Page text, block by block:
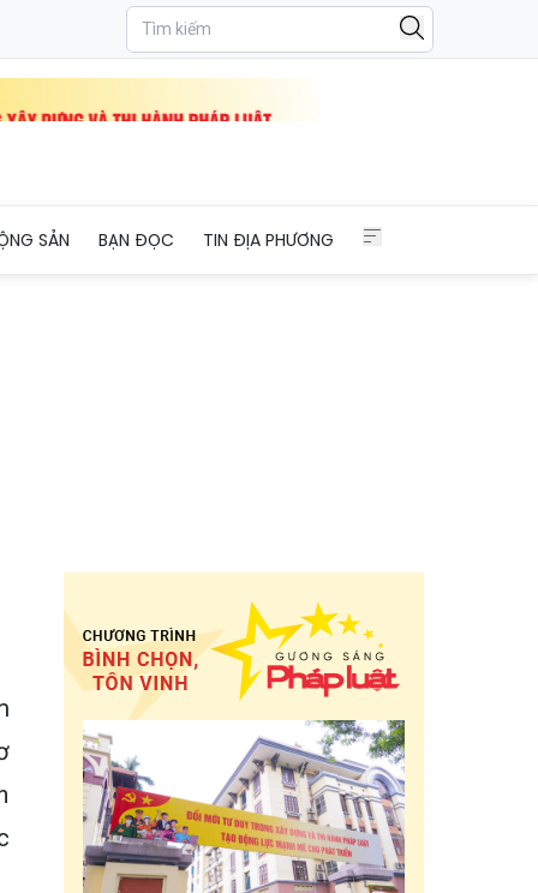
SẢN BẠN ĐỌC TIN ĐỊA PHƯƠNG